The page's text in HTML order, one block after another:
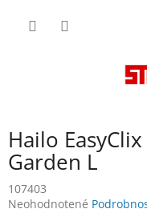
Hailo
Garden L
107403
Priemerné
Neohodnotené